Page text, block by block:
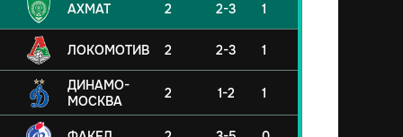
АХМАТ 2 2-3 1
ЛОКОМОТИВ 2 2-3 1
ДИНАМО-
МОСКВА
2 1-2 1